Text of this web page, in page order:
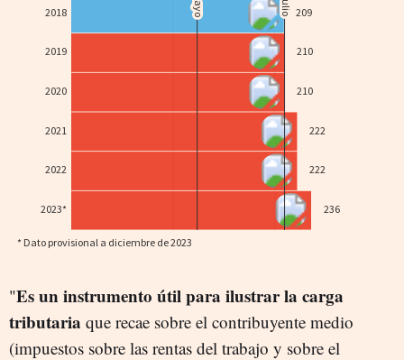
"Es un instrumento útil para ilustrar la carga
tributaria que recae sobre el contribuyente medio
(impuestos sobre las rentas del trabajo y sobre el